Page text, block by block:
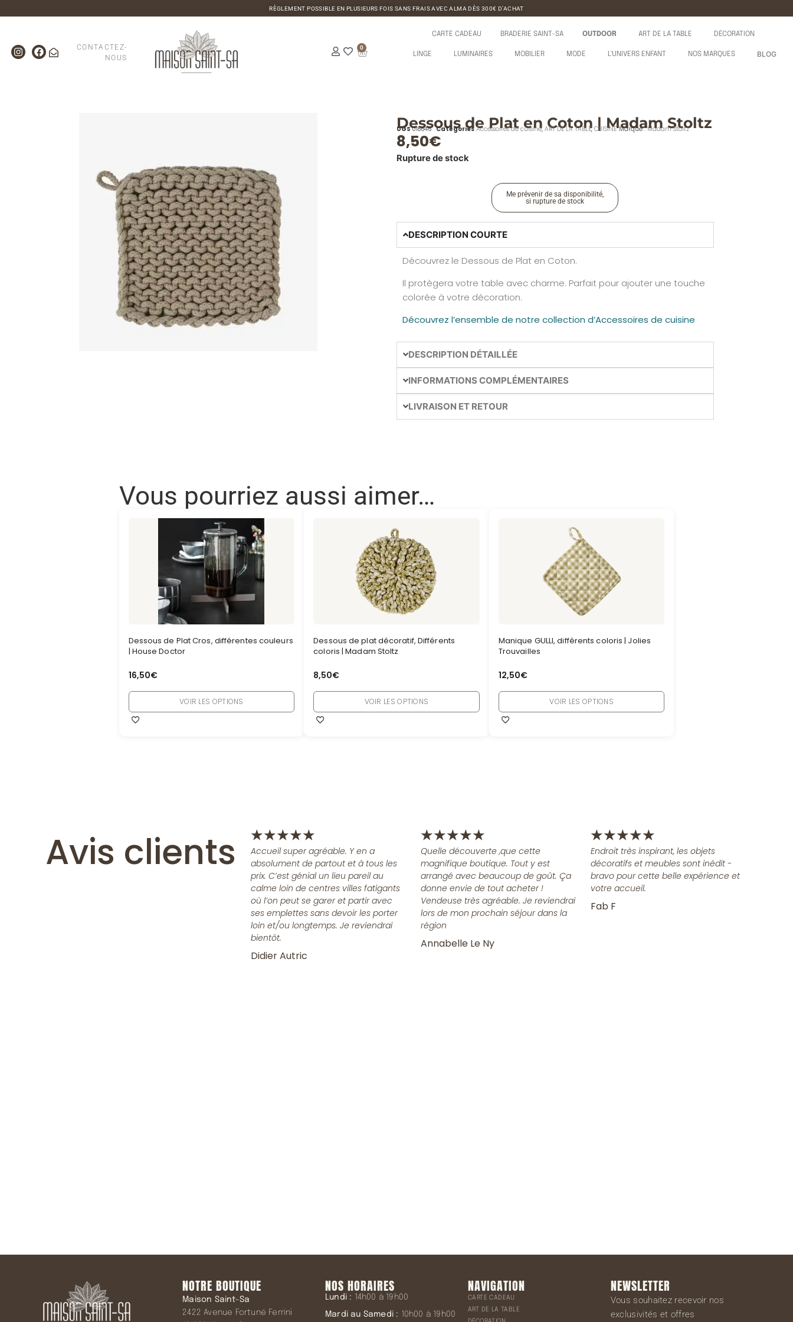
RÈGLEMENT POSSIBLE EN PLUSIEURS FOIS SANS FRAIS AVEC ALMA DÈS 300€ D’ACHAT
CONTACTEZ-
NOUS
0
CARTE CADEAU BRADERIE SAINT-SA OUTDOOR ART DE LA TABLE DÉCORATION
LINGE LUMINAIRES MOBILIER MODE L'UNIVERS ENFANT NOS MARQUES BLOG
Dessous de Plat en Coton | Madam Stoltz
UGS018646 Catégories Accessoires de cuisine, ART DE LA TABLE, CUISINE Marque :Madam Stoltz
8,50€
Rupture de stock
Me prévenir de sa disponibilité,
si rupture de stock
DESCRIPTION COURTE
Découvrez le Dessous de Plat en Coton.
Il protègera votre table avec charme. Parfait pour ajouter une touche
colorée à votre décoration.
Découvrez l’ensemble de notre collection d’Accessoires de cuisine
DESCRIPTION DÉTAILLÉE
INFORMATIONS COMPLÉMENTAIRES
LIVRAISON ET RETOUR
Vous pourriez aussi aimer…
Dessous de Plat Cros, différentes couleurs
| House Doctor
16,50€
VOIR LES OPTIONS
Dessous de plat décoratif, Différents
coloris | Madam Stoltz
8,50€
VOIR LES OPTIONS
Manique GULLI, différents coloris | Jolies
Trouvailles
12,50€
VOIR LES OPTIONS
Avis clients ★★★★★
Accueil super agréable. Y en a
absolument de partout et à tous les
prix. C’est génial un lieu pareil au
calme loin de centres villes fatigants
où l’on peut se garer et partir avec
ses emplettes sans devoir les porter
loin et/ou longtemps. Je reviendrai
bientôt.
Didier Autric
★★★★★
Quelle découverte ,que cette
magnifique boutique. Tout y est
arrangé avec beaucoup de goût. Ça
donne envie de tout acheter !
Vendeuse très agréable. Je reviendrai
lors de mon prochain séjour dans la
région
Annabelle Le Ny
★★★★★
Endroit très inspirant, les objets
décoratifs et meubles sont inédit -
bravo pour cette belle expérience et
votre accueil.
Fab F
NOTRE BOUTIQUE
Maison Saint-Sa
2422 Avenue Fortuné Ferrini
NOS HORAIRES
Lundi : 14h00 à 19h00
Mardi au Samedi : 10h00 à 19h00
NAVIGATION
CARTE CADEAU
ART DE LA TABLE
NEWSLETTER
Vous souhaitez recevoir nos
exclusivités et offres